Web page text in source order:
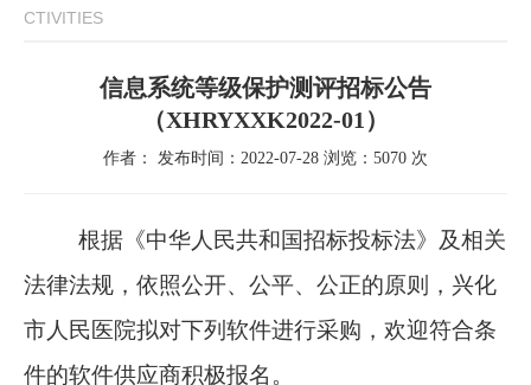
CTIVITIES
信息系统等级保护测评招标公告
（XHRYXXK2022-01）
作者： 发布时间：2022-07-28 浏览：5070 次
根据《中华人民共和国招标投标法》及相关
法律法规，依照公开、公平、公正的原则，兴化
市人民医院拟对下列软件进行采购，欢迎符合条
件的软件供应商积极报名。